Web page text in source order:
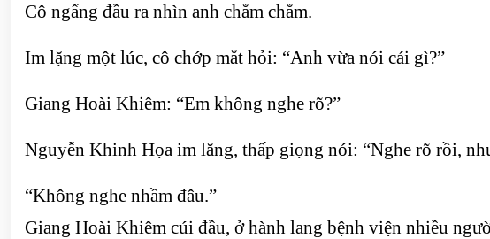
Cô ngẩng đầu ra nhìn anh chằm chằm.
Im lặng một lúc, cô chớp mắt hỏi: “Anh vừa nói cái gì?”
Giang Hoài Khiêm: “Em không nghe rõ?”
Nguyễn Khinh Họa im lăng, thấp giọng nói: “Nghe rõ rồi,
“Không nghe nhầm đâu.”
Giang Hoài Khiêm cúi đầu, ở hành lang bệnh viện nhiều